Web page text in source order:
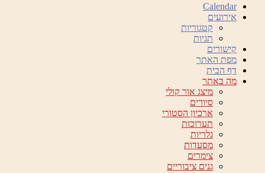
Calendar
אירועים
קטגוריות
תגיות
קישורים
מפת האתר
דף הבית
מה באתר
מיצג אור קולי
סיורים
ארכיון הסטורי
תערוכות
גלריות
מסעדות
צימרים
גנים ציבוריים